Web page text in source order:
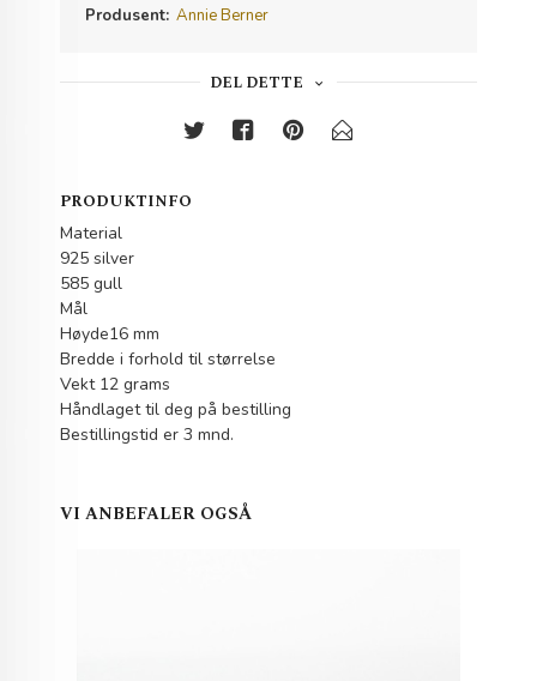
Produsent: Annie Berner
DEL DETTE
PRODUKTINFO
Material
925 silver
585 gull
Mål
Høyde16 mm
Bredde i forhold til størrelse
Vekt 12 grams
Håndlaget til deg på bestilling
Bestillingstid er 3 mnd.
VI ANBEFALER OGSÅ